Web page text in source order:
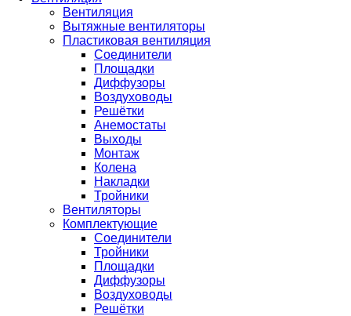
Вентиляция
Вытяжные вентиляторы
Пластиковая вентиляция
Соединители
Площадки
Диффузоры
Воздуховоды
Решётки
Анемостаты
Выходы
Монтаж
Колена
Накладки
Тройники
Вентиляторы
Комплектующие
Соединители
Тройники
Площадки
Диффузоры
Воздуховоды
Решётки